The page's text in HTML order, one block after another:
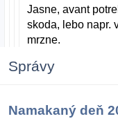
Jasne, avant
skoda, lebo napr.
mrzne.
Správy
Namakaný deň